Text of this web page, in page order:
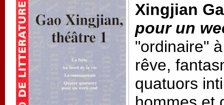
Xingjian
pour un
"ordinaire"
rêve,
quatuors